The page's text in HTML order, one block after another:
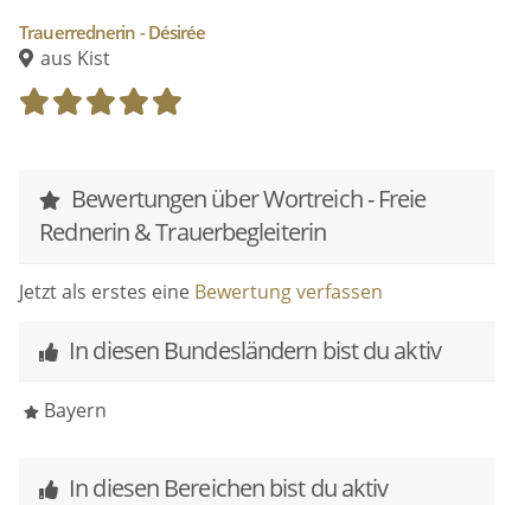
Händen.
Liebe & Vertrauen.
Trauerrednerin - Désirée
aus Kist
Bewertungen über Wortreich - Freie
Rednerin & Trauerbegleiterin
Jetzt als erstes eine Bewertung verfassen
In diesen Bundesländern bist du aktiv
Bayern
In diesen Bereichen bist du aktiv